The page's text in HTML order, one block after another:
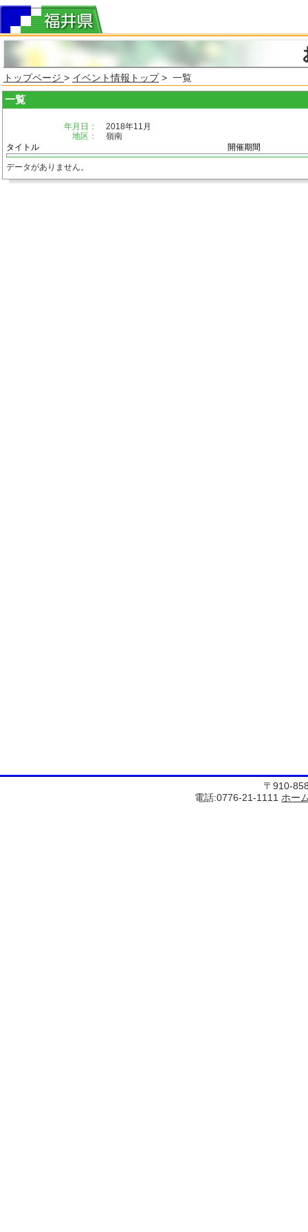
トップページ > イベント情報トップ> 一覧
一覧
年月日：
2018年11月
地区：
嶺南
タイトル
開催期間
データがありません。
〒910-
電話:0776-21-1111 ホー